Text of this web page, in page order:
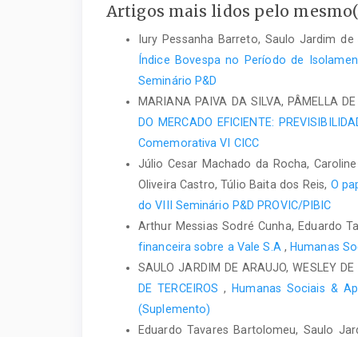
Artigos mais lidos pelo
Iury Pessanha Barreto, Saulo Jardim
Índice Bovespa no Período de
Seminário P&D
MARIANA PAIVA DA SILVA, PÂMELLA
DO MERCADO EFICIENTE:
Comemorativa VI CICC
Júlio Cesar Machado da Rocha,
Oliveira Castro, Túlio Baita dos Reis, O
do VIII Seminário P&D PROVIC/PIBIC
Arthur Messias Sodré Cunha, Eduardo
financeira sobre a Vale S.A , Humanas
SAULO JARDIM DE ARAUJO, WESLEY
DE TERCEIROS,
Humanas Sociais &
(Suplemento)
Eduardo Tavares Bartolomeu, Saulo